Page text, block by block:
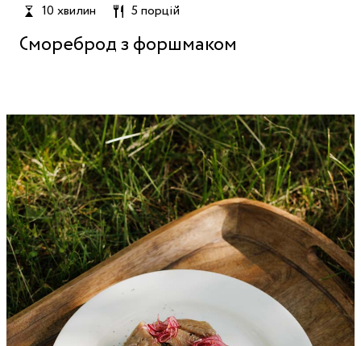
10 хвилин 5 порцій
Смореброд з форшмаком